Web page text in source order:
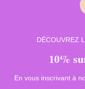
DÉCOUVREZ
10%
En vous inscrivant à